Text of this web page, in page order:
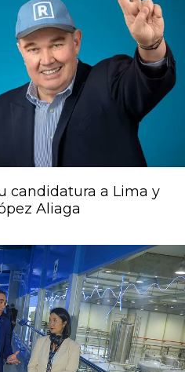
candidatura a Lima y
Aliaga